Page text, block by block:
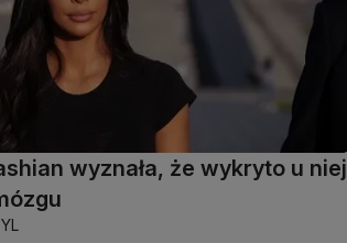
wyznała, że wykryto u niej